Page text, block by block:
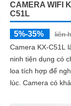
CAMERA WIFI
C51L
5%-35%
liên
Camera KX-C51L
ninh tiện dụng có
loa tích hợp để
lúc. Camera có khả năng kết nối wifi